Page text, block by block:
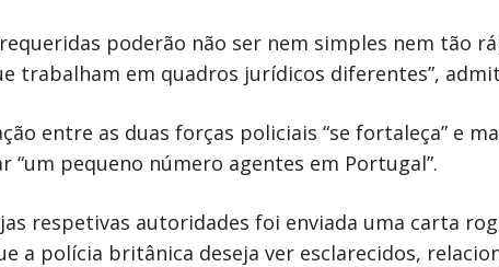
poderão não ser nem simples nem tão
trabalham em quadros jurídicos diferentes”,
entre as duas forças policiais “se fortaleça” e
“um pequeno número agentes em Portugal”.
respetivas autoridades foi enviada uma carta
a polícia britânica deseja ver esclarecidos,